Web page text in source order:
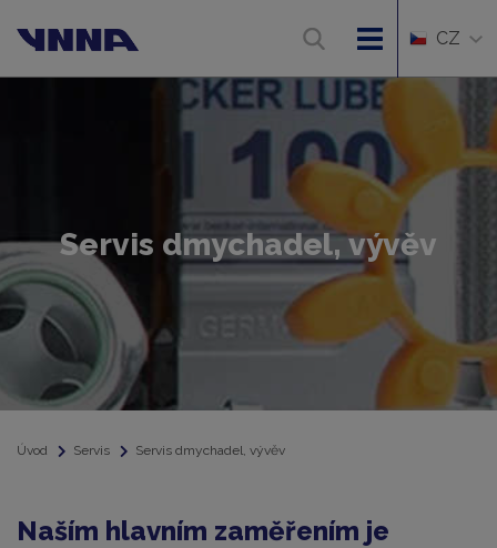
CZ
Servis dmychadel, vývěv
Úvod Servis Servis dmychadel, vývěv
Naším hlavním zaměřením je